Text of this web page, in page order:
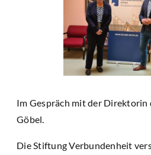
Im Gespräch mit der Direktorin
Göbel.
Die Stiftung Verbundenheit